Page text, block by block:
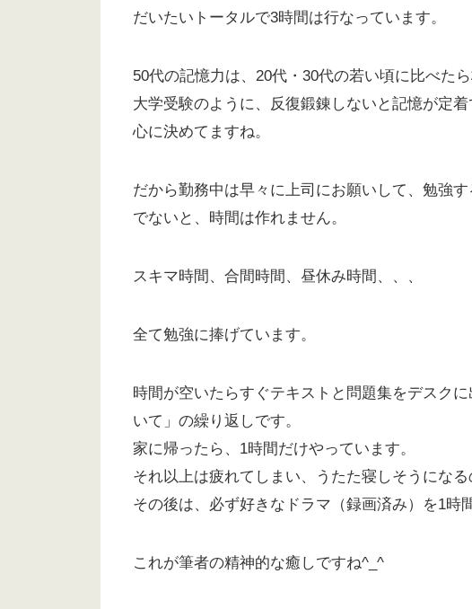
だいたいトータルで3時間は行なっています。
50代の記憶力は、20代・30代の若い頃に比べた
大学受験のように、反復鍛錬しないと記憶が定
心に決めてますね。
だから勤務中は早々に上司にお願いして、勉強
でないと、時間は作れません。
スキマ時間、合間時間、昼休み時間、、、
全て勉強に捧げています。
時間が空いたらすぐテキストと問題集をデスク
いて」の繰り返しです。
家に帰ったら、1時間だけやっています。
それ以上は疲れてしまい、うたた寝しそうになる
その後は、必ず好きなドラマ（録画済み）を1時
これが筆者の精神的な癒しですね^_^